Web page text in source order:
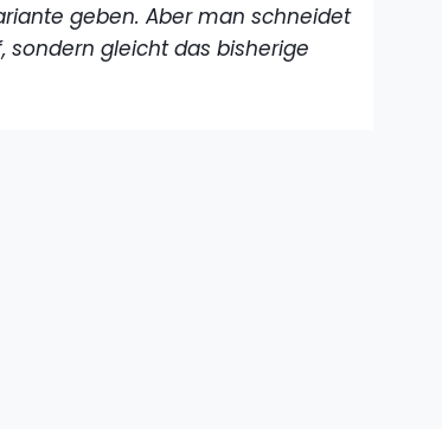
geben. Aber man schneidet
sondern gleicht das bisherige